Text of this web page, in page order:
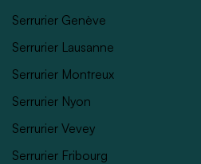
Serrurier Genève
Serrurier Lausanne
Serrurier Montreux
Serrurier Nyon
Serrurier Vevey
Serrurier Fribourg